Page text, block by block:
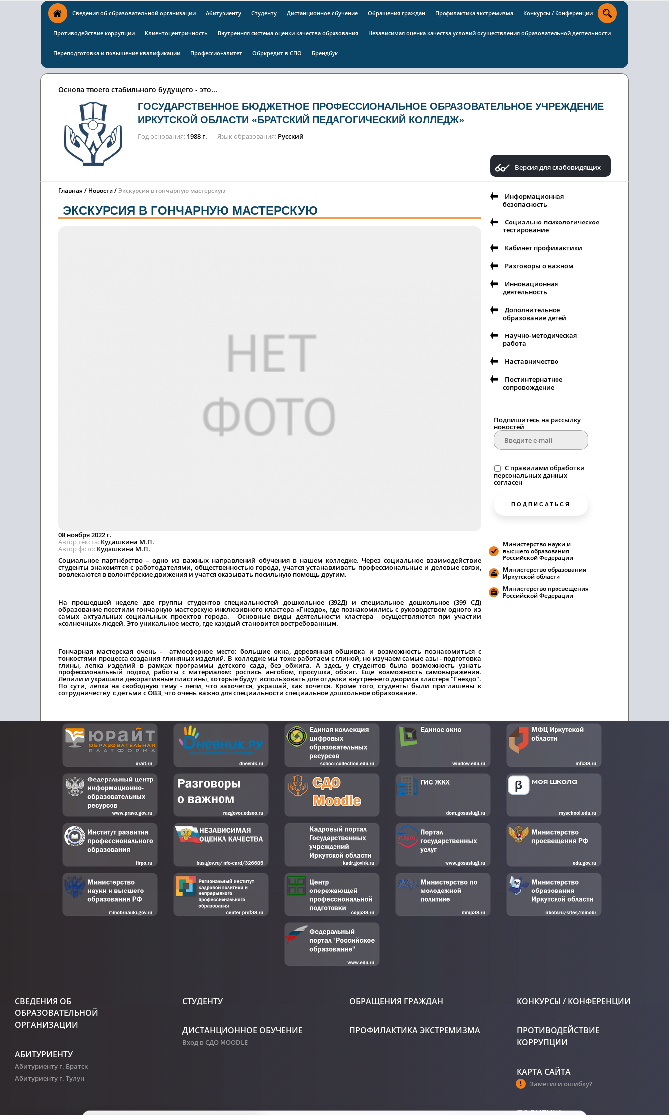
Сведения об образовательной организации Абитуриенту Студенту Дистанционное обучение Обращения граждан Профилактика экстремизма Конкурсы / Конференции
Противодействие коррупции Клиентоцентричность Внутренняя система оценки качества образования Независимая оценка качества условий осуществления образовательной деятельности
Переподготовка и повышение квалификации Профессионалитет Обркредит в СПО Брендбук
Основа твоего стабильного будущего - это...
ГОСУДАРСТВЕННОЕ БЮДЖЕТНОЕ ПРОФЕССИОНАЛЬНОЕ ОБРАЗОВАТЕЛЬНОЕ УЧРЕЖДЕНИЕ
ИРКУТСКОЙ ОБЛАСТИ «БРАТСКИЙ ПЕДАГОГИЧЕСКИЙ КОЛЛЕДЖ»
Год основания 1988 г. Язык образования Русский
Версия для слабовидящих
Главная Новости Экскурсия в гончарную мастерскую
ЭКСКУРСИЯ В ГОНЧАРНУЮ МАСТЕРСКУЮ
08 ноября 2022 г.
Автор текста Кудашкина М.П.
Автор фото Кудашкина М.П.
Социальное партнёрство – одно из важных направлений обучения в нашем колледже. Через социальное взаимодействие
студенты знакомятся с работодателями, общественностью города, учатся устанавливать профессиональные и деловые связи,
вовлекаются в волонтёрские движения и учатся оказывать посильную помощь другим.
На прошедшей неделе две группы студентов специальностей дошкольное (392Д) и специальное дошкольное (399 СД)
образование посетили гончарную мастерскую инклюзивного кластера «Гнездо», где познакомились с руководством одного из
самых актуальных социальных проектов города. Основные виды деятельности кластера осуществляются при участии
«солнечных» людей. Это уникальное место, где каждый становится востребованным.
Гончарная мастерская очень - атмосферное место: большие окна, деревянная обшивка и возможность познакомиться с
тонкостями процесса создания глиняных изделий. В колледже мы тоже работаем с глиной, но изучаем самые азы - подготовка
глины, лепка изделий в рамках программы детского сада, без обжига. А здесь у студентов была возможность узнать
профессиональный подход работы с материалом: роспись ангобом, просушка, обжиг. Ещё возможность самовыражения.
Лепили и украшали декоративные пластины, которые будут использовать для отделки внутреннего дворика кластера "Гнездо".
По сути, лепка на свободную тему - лепи, что захочется, украшай, как хочется. Кроме того, студенты были приглашены к
сотрудничеству с детьми с ОВЗ, что очень важно для специальности специальное дошкольное образование.
Информационная
безопасность
Социально-психологическое
тестирование
Кабинет профилактики
Разговоры о важном
Инновационная
деятельность
Дополнительное
образование детей
Научно-методическая
работа
Наставничество
Постинтернатное
сопровождение
Подпишитесь на рассылку
новостей
C правилами обработки
персональных данных
согласен
ПОДПИСАТЬСЯ
Министерство науки и
высшего образования
Российской Федерации
Министерство образования
Иркутской области
Министерство просвещения
Российской Федерации
СВЕДЕНИЯ ОБ
ОБРАЗОВАТЕЛЬНОЙ
ОРГАНИЗАЦИИ
АБИТУРИЕНТУ
Абитуриенту г. Братск
Абитуриенту г. Тулун
СТУДЕНТУ
ДИСТАНЦИОННОЕ ОБУЧЕНИЕ
Вход в СДО MOODLE
ОБРАЩЕНИЯ ГРАЖДАН
ПРОФИЛАКТИКА ЭКСТРЕМИЗМА
КОНКУРСЫ / КОНФЕРЕНЦИИ
ПРОТИВОДЕЙСТВИЕ
КОРРУПЦИИ
КАРТА САЙТА
Заметили ошибку?